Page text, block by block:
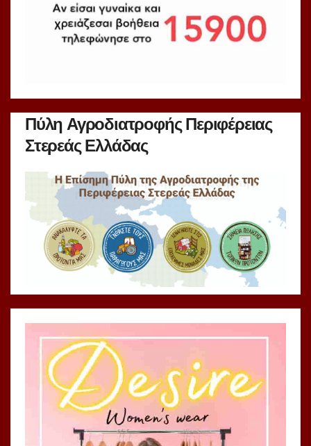
Πύλη Αγροδιατροφής Περιφέρειας
Στερεάς Ελλάδας